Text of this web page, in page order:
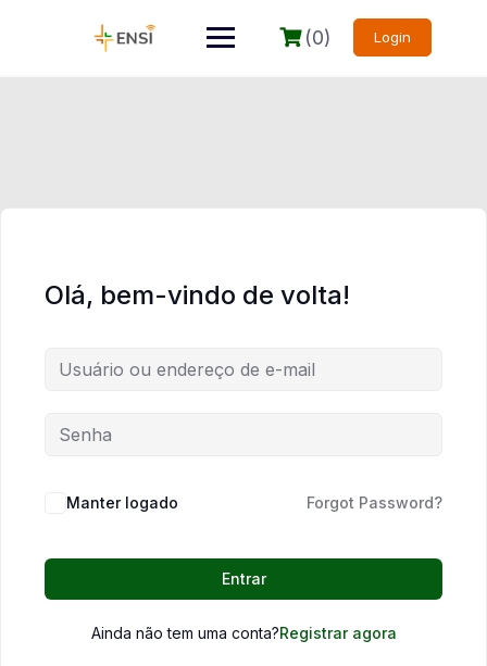
(0) Login
Olá, bem-vindo de volta!
Manter logado Forgot Password?
Entrar
Ainda não tem uma conta?Registrar agora